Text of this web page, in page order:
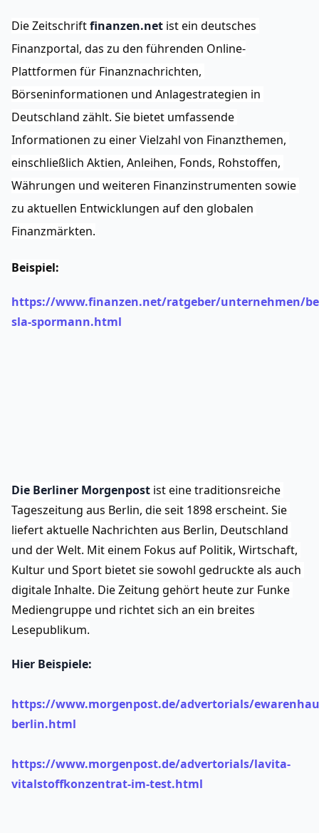
Die Zeitschrift finanzen.net ist ein deutsches
Finanzportal, das zu den führenden Online-
Plattformen für Finanznachrichten,
Börseninformationen und Anlagestrategien in
Deutschland zählt. Sie bietet umfassende
Informationen zu einer Vielzahl von Finanzthemen,
einschließlich Aktien, Anleihen, Fonds, Rohstoffen,
Währungen und weiteren Finanzinstrumenten sowie
zu aktuellen Entwicklungen auf den globalen
Finanzmärkten.
Beispiel:
https://www.finanzen.net/ratgeber/unternehmen/
sla-spormann.html
Die Berliner Morgenpost ist eine traditionsreiche
Tageszeitung aus Berlin, die seit 1898 erscheint. Sie
liefert aktuelle Nachrichten aus Berlin, Deutschland
und der Welt. Mit einem Fokus auf Politik, Wirtschaft,
Kultur und Sport bietet sie sowohl gedruckte als auch
digitale Inhalte. Die Zeitung gehört heute zur Funke
Mediengruppe und richtet sich an ein breites
Lesepublikum.
Hier Beispiele:
https://www.morgenpost.de/advertorials/
berlin.html
https://www.morgenpost.de/advertorials/lavita-
vitalstoffkonzentrat-im-test.html